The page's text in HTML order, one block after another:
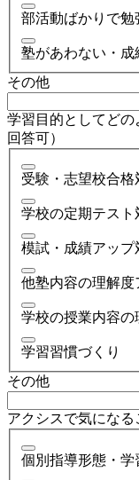
部活動ばかりで勉
塾があわない・成
その他
学習目的としてど
回答可）
受験・志望校合格
学校の定期テスト
模試・成績アップ
他塾内容の理解度
学校の授業内容の
学習習慣づくり
その他
アクシスで気になる
個別指導形態・学